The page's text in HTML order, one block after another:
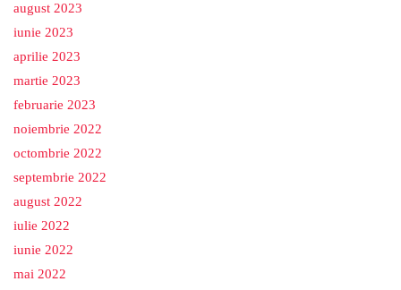
august 2023
iunie 2023
aprilie 2023
martie 2023
februarie 2023
noiembrie 2022
octombrie 2022
septembrie 2022
august 2022
iulie 2022
iunie 2022
mai 2022